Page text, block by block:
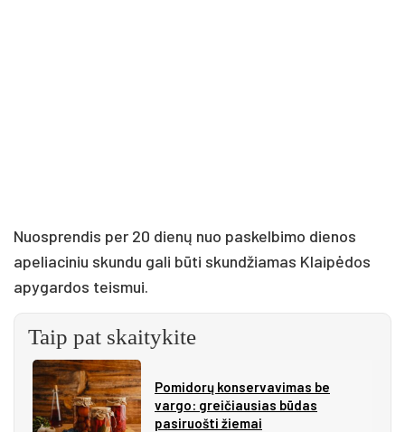
Nuosprendis per 20 dienų nuo paskelbimo dienos
apeliaciniu skundu gali būti skundžiamas Klaipėdos
apygardos teismui.
Taip pat skaitykite
Pomidorų konservavimas be
vargo: greičiausias būdas
pasiruošti žiemai